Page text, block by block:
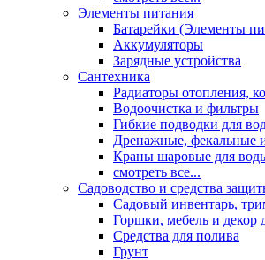
Элементы питания
Батарейки (Элементы
Аккумуляторы
Зарядные устройства
Сантехника
Радиаторы отопления,
Водоочистка и фильтры
Гибкие подводки для
Дренажные, фекальные
Краны шаровые для
смотреть все...
Садоводство и средства
Садовый инвентарь,
Горшки, мебель и декор
Средства для полива
Грунт